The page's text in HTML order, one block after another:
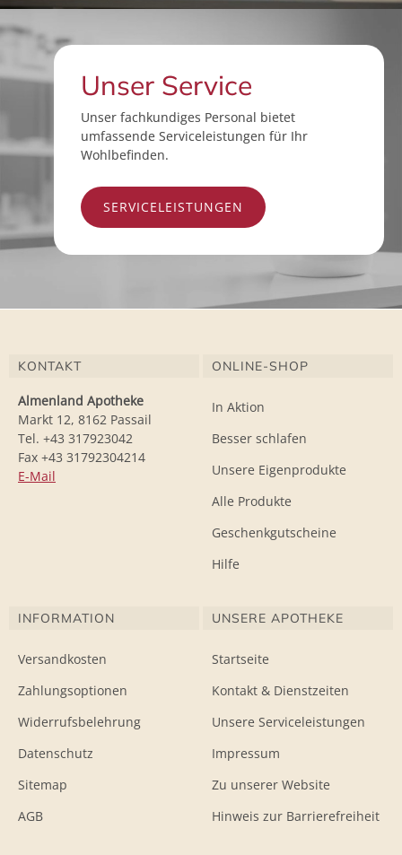
Unser Service
Unser fachkundiges Personal bietet
umfassende Serviceleistungen für Ihr
Wohlbefinden.
SERVICELEISTUNGEN
KONTAKT
Almenland Apotheke
Markt 12, 8162 Passail
Tel. +43 317923042
Fax +43 31792304214
E-Mail
ONLINE-SHOP
In Aktion
Besser schlafen
Unsere Eigenprodukte
Alle Produkte
Geschenkgutscheine
Hilfe
INFORMATION
Versandkosten
Zahlungsoptionen
Widerrufsbelehrung
Datenschutz
Sitemap
AGB
UNSERE APOTHEKE
Startseite
Kontakt & Dienstzeiten
Unsere Serviceleistungen
Impressum
Zu unserer Website
Hinweis zur Barrierefreiheit